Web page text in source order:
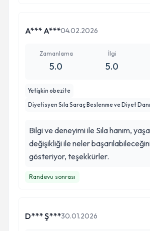
A*** A***04.02.2026
Zamanlama
5.0
İlgi
5.0
Yetişkin obezite
Diyetisyen Sıla Saraç Beslenme ve Diyet
Bilgi ve deneyimi ile Sıla hanım,
değişikliği ile neler
gösteriyor, teşekkürler.
Randevu sonrası
D*** Ş***30.01.2026